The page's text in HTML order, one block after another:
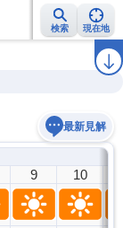
検索 現在地
ラ
最新見解
9 10